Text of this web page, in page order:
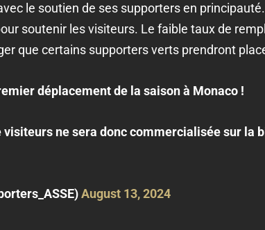
le soutien de ses supporters en
soutenir les visiteurs. Le faible taux de
que certains supporters verts prendront
déplacement de la saison à Monaco !
visiteurs ne sera donc commercialisée sur la
August 13, 2024